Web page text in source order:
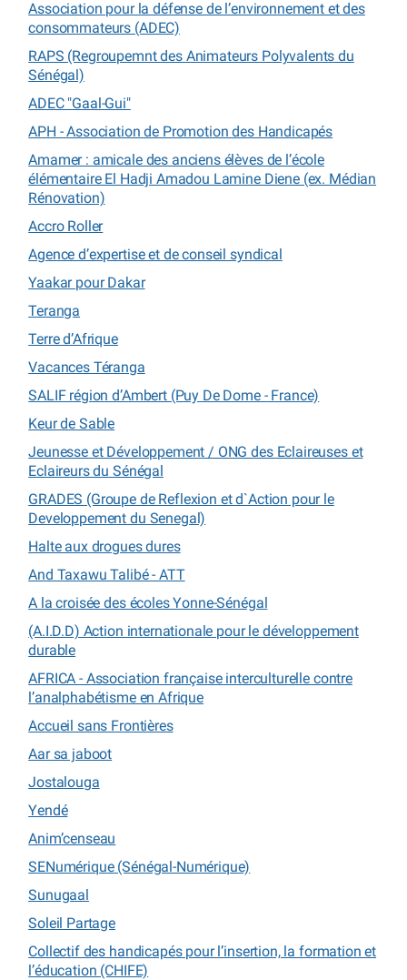
Association pour la défense de l’environnement et des
consommateurs (ADEC)
RAPS (Regroupemnt des Animateurs Polyvalents du
Sénégal)
ADEC "Gaal-Gui"
APH - Association de Promotion des Handicapés
Amamer : amicale des anciens élèves de l’école
élémentaire El Hadji Amadou Lamine Diene (ex. Médian
Rénovation)
Accro Roller
Agence d’expertise et de conseil syndical
Yaakar pour Dakar
Teranga
Terre d’Afrique
Vacances Téranga
SALIF région d’Ambert (Puy De Dome - France)
Keur de Sable
Jeunesse et Développement / ONG des Eclaireuses et
Eclaireurs du Sénégal
GRADES (Groupe de Reflexion et d`Action pour le
Developpement du Senegal)
Halte aux drogues dures
And Taxawu Talibé - ATT
A la croisée des écoles Yonne-Sénégal
(A.I.D.D) Action internationale pour le développement
durable
AFRICA - Association française interculturelle contre
l’analphabétisme en Afrique
Accueil sans Frontières
Aar sa jaboot
Jostalouga
Yendé
Anim’censeau
SENumérique (Sénégal-Numérique)
Sunugaal
Soleil Partage
Collectif des handicapés pour l’insertion, la formation et
l’éducation (CHIFE)